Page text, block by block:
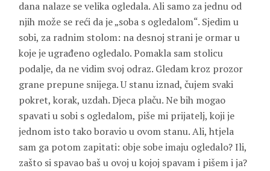
dana nalaze se velika ogledala. Ali samo za jednu od
njih može se reći da je „soba s ogledalom“. Sjedim u
sobi, za radnim stolom: na desnoj strani je ormar u
koje je ugrađeno ogledalo. Pomakla sam stolicu
podalje, da ne vidim svoj odraz. Gledam kroz prozor
grane prepune snijega. U stanu iznad, čujem svaki
pokret, korak, uzdah. Djeca plaču. Ne bih mogao
spavati u sobi s ogledalom, piše mi prijatelj, koji je
jednom isto tako boravio u ovom stanu. Ali, htjela
sam ga potom zapitati: obje sobe imaju ogledalo? Ili,
zašto si spavao baš u ovoj u kojoj spavam i pišem i ja?